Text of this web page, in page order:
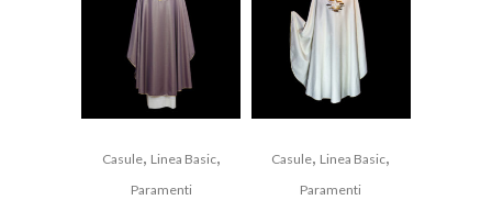
Casule, Linea Basic,
Paramenti
Casule, Linea Basic,
Paramenti